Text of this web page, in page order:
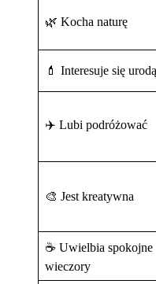
🌿 Kocha naturę
💄 Interesuje się urodą
✈️ Lubi podróżować
🎨 Jest kreatywna
☕ Uwielbia spokojne
wieczory